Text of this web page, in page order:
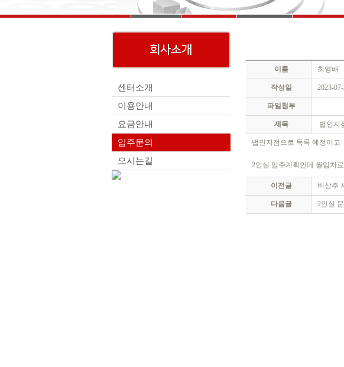
회사소개
센터소개
이용안내
요금안내
입주문의
오시는길
이름 최영배
작성일 2023-
파일첨부
제목 법인지
법인지점으로 득록 예정이고
2인실 입주계획인데 월임차
이전글 비상주
다음글 2인실